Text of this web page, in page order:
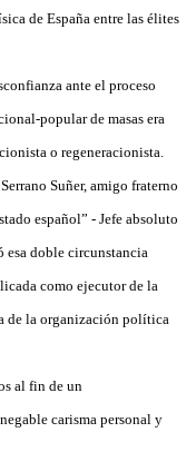
de España entre las élites
ante el proceso
popular de masas era
o regeneracionista.
Suñer, amigo fraterno
español” - Jefe absoluto
esa doble circunstancia
como ejecutor de la
de la organización política
al fin de un
carisma personal y